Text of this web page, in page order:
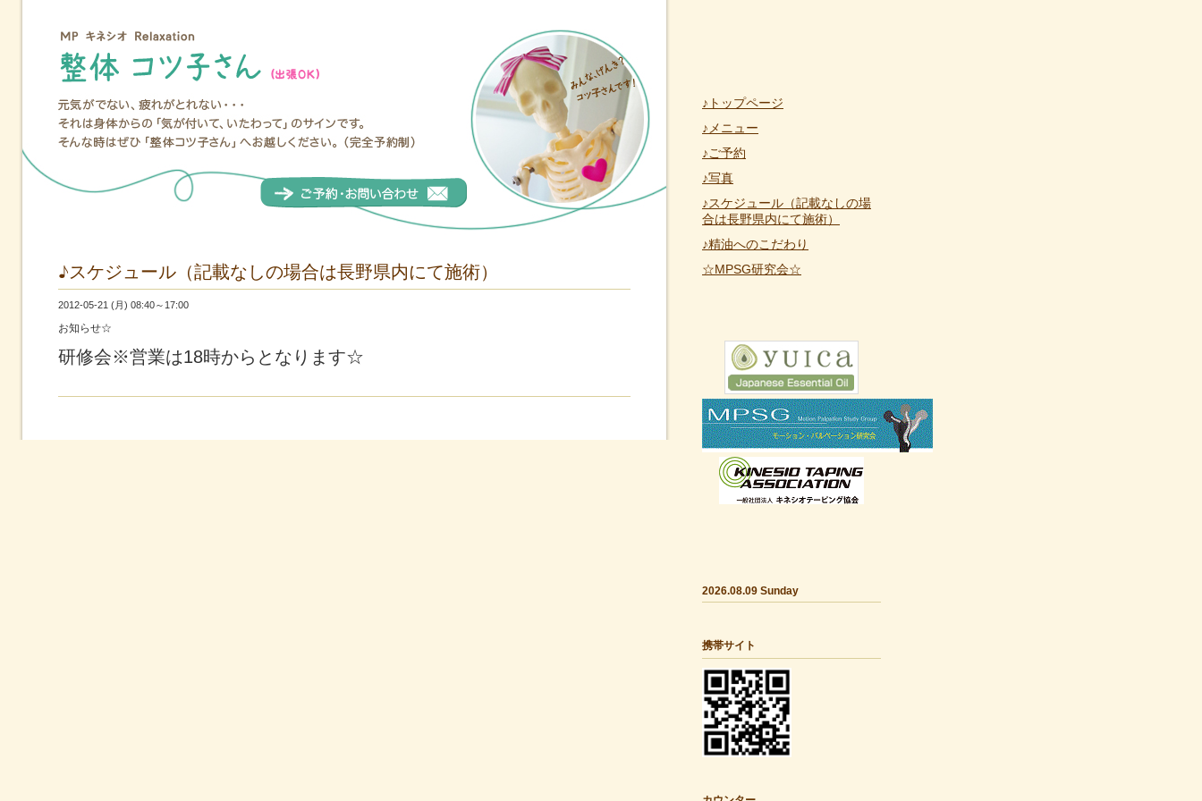
♪スケジュール（記載なしの場合は長野県内にて施術）
2012-05-21 (月) 08:40～17:00
お知らせ☆
研修会※営業は18時からとなります☆
♪トップページ
♪メニュー
♪ご予約
♪写真
♪スケジュール（記載なしの場
合は長野県内にて施術）
♪精油へのこだわり
☆MPSG研究会☆
2026.08.09 Sunday
携帯サイト